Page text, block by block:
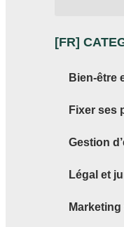
[FR]
Bien-être
Fixer ses
Gestion
Légal et